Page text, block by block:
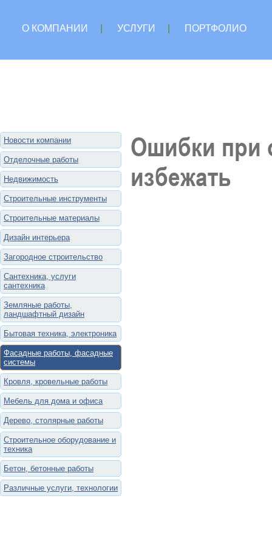
О КОМПАНИИ УСЛУГИ
ПОРТФОЛИО
Новости компании
Отделочные работы
Недвижимость
Строительные инструменты
Строительные материалы
Дизайн интерьера
Загородное строительство
Сантехника, услуги
сантехника
Земляные работы,
ландшафтный дизайн
Бытовая техника, электроника
Фасадные работы, фасадные
системы
Кровля, кровельные работы
Мебель для дома и офиса
Дерево, столярные работы
Строительное оборудование и
техника
Бетон, бетонные работы
Различные услуги, технологии
Ошибки при
избежать